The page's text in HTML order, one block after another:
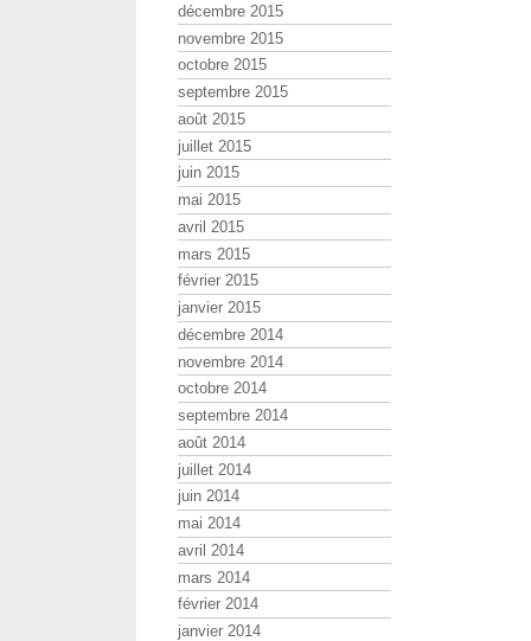
décembre 2015
novembre 2015
octobre 2015
septembre 2015
août 2015
juillet 2015
juin 2015
mai 2015
avril 2015
mars 2015
février 2015
janvier 2015
décembre 2014
novembre 2014
octobre 2014
septembre 2014
août 2014
juillet 2014
juin 2014
mai 2014
avril 2014
mars 2014
février 2014
janvier 2014